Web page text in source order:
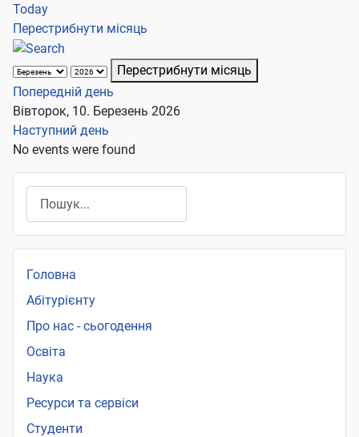
Today
Перестрибнути місяць
Перестрибнути місяць
Попередній день
Вівторок, 10. Березень 2026
Наступний день
No events were found
Головна
Абітурієнту
Про нас - сьогодення
Освіта
Наука
Ресурси та сервіси
Студенти